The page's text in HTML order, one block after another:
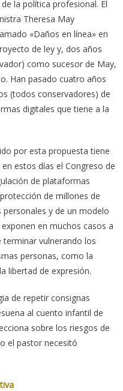
la política profesional. El
Theresa May
«Daños en línea» en
de ley y, dos años
como sucesor de May,
Han pasado cuatro años
(todos conservadores) de
digitales que tiene a la
por esta propuesta tiene
estos días el Congreso de
de plataformas
de millones de
y de un modelo
en muchos casos a
vulnerando los
personas, como la
libertad de expresión.
de repetir consignas
al cuento infantil de
sobre los riesgos de
el pastor necesitó